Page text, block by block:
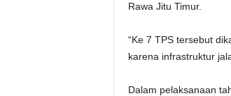
Rawa Jitu Timur.
“Ke 7 TPS tersebut
karena infrastruktur
Dalam pelaksanaan